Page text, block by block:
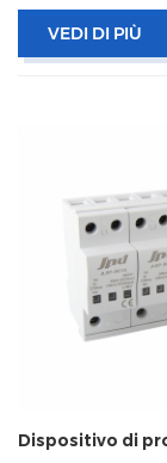
VEDI DI PIÙ
Dispositivo di